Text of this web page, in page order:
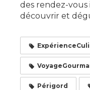
des rendez-
découvrir et
Périgord